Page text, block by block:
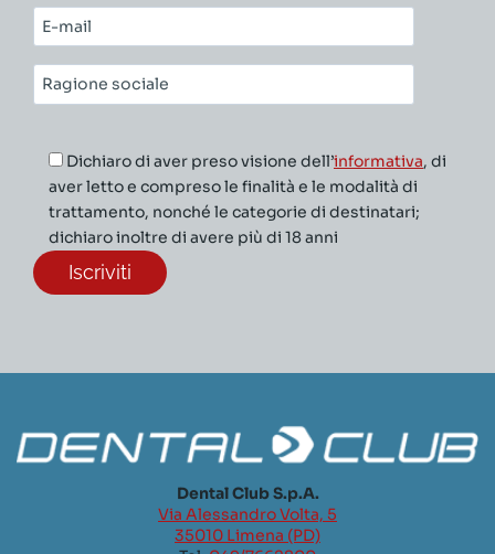
cognome*
E-
mail*
Ragione
sociale*
Dichiaro di aver preso visione dell’informativa, di
aver letto e compreso le finalità e le modalità di
trattamento, nonché le categorie di destinatari;
dichiaro inoltre di avere più di 18 anni
Dental Club S.p.A.
Via Alessandro Volta, 5
35010 Limena (PD)